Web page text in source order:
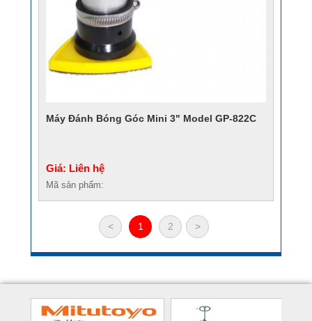
Máy Đánh Bóng Góc Mini 3" Model GP-822C
Giá: Liên hệ
Mã sản phẩm:
< 1 2 >